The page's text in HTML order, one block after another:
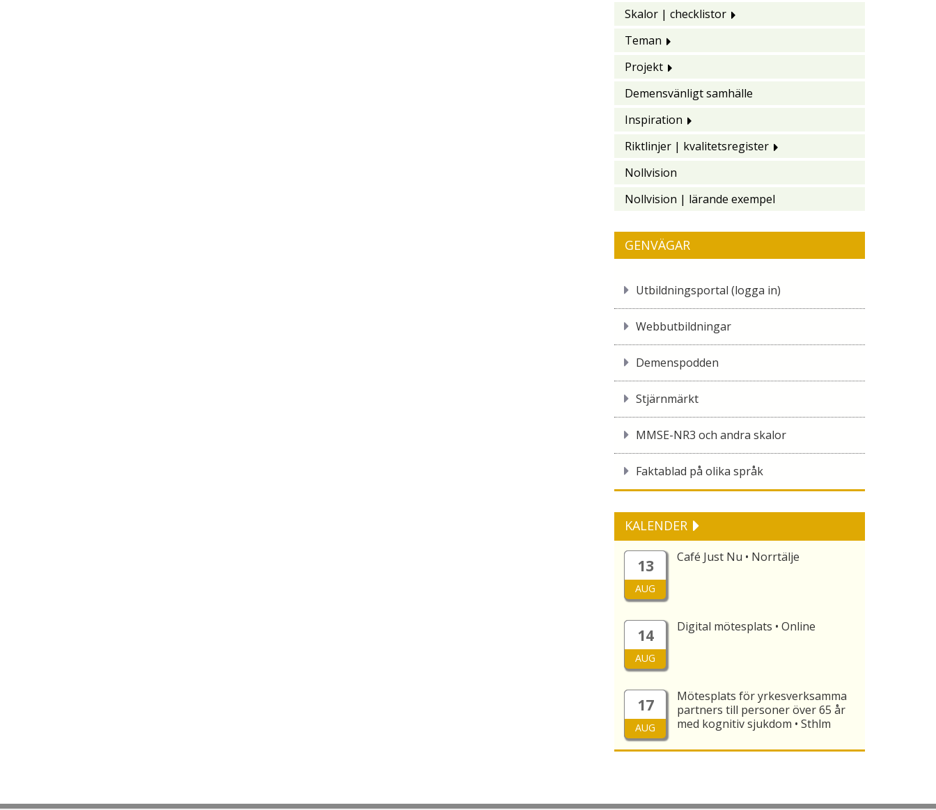
Skalor | checklistor
Teman
Projekt
Demensvänligt samhälle
Inspiration
Riktlinjer | kvalitetsregister
Nollvision
Nollvision | lärande exempel
GENVÄGAR
Utbildningsportal (logga in)
Webbutbildningar
Demenspodden
Stjärnmärkt
MMSE-NR3 och andra skalor
Faktablad på olika språk
KALENDER
13
AUG
Café Just Nu • Norrtälje
14
AUG
Digital mötesplats • Online
17
AUG
Mötesplats för yrkesverksamma
partners till personer över 65 år
med kognitiv sjukdom • Sthlm